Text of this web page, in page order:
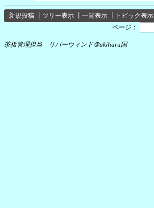
新規投稿 ツリー表示 一覧表示 トピック表示
ページ：
茶板管理担当 リバーウィンド＠akiharu国